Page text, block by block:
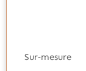
Sur‑mesure